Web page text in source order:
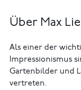
Über Max
Als einer der
Impressionismus
Gartenbilder und
vertreten.